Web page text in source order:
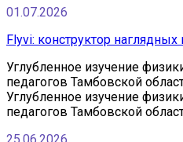
01.07.2026
Flyvi: конструктор наглядных
Углубленное изучение
педагогов Тамбовской
Углубленное изучение
педагогов Тамбовской